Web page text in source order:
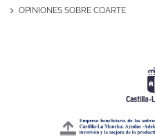
OPINIONES SOBRE COARTE